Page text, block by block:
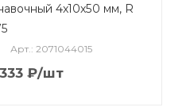
4x10x50 мм, R
Арт.: 2071044015
₽/шт